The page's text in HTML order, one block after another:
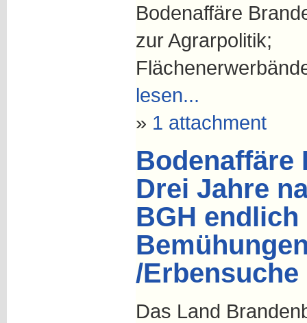
Bodenaffäre
zur Agrarpolitik;
lesen...
» 1 attachment
Bodenaffäre
Drei Jahre
BGH
/Erbensuche
Das Land